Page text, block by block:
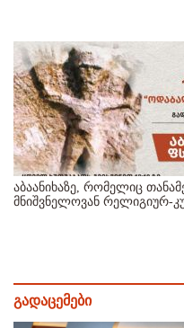
აბაანიხაზე, რომელიც
მნიშვნელოვან რელიგიურ-
გადაცემები